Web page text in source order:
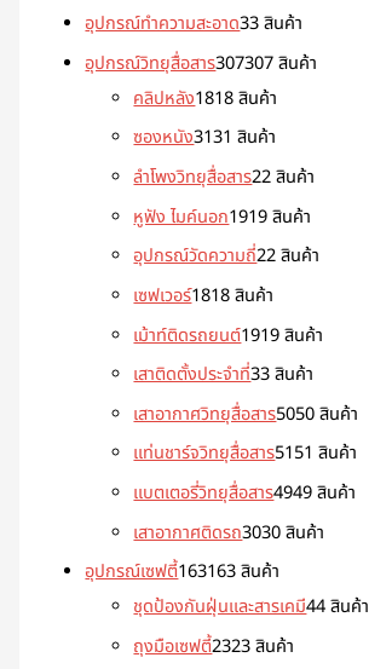
อุปกรณ์ทำความสะอาด33 สินค้า
อุปกรณ์วิทยุสื่อสาร307307 สินค้า
คลิปหลัง1818 สินค้า
ซองหนัง3131 สินค้า
ลำโพงวิทยุสื่อสาร22 สินค้า
หูฟัง ไมค์นอก1919 สินค้า
อุปกรณ์วัดความถี่22 สินค้า
เซฟเวอร์1818 สินค้า
เม้าท์ติดรถยนต์1919 สินค้า
เสาติดตั้งประจำที่33 สินค้า
เสาอากาศวิทยุสื่อสาร5050 สินค้า
แท่นชาร์จวิทยุสื่อสาร5151 สินค้า
แบตเตอรี่วิทยุสื่อสาร4949 สินค้า
เสาอากาศติดรถ3030 สินค้า
อุปกรณ์เซฟตี้163163 สินค้า
ชุดป้องกันฝุ่นและสารเคมี44 สินค้า
ถุงมือเซฟตี้2323 สินค้า